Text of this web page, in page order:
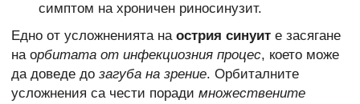
симптом на хроничен риносинузит.
Едно от усложненията на острия синуит е засягане
на орбитата от инфекциозния процес, което може
да доведе до загуба на зрение. Орбиталните
усложнения са чести поради множествените